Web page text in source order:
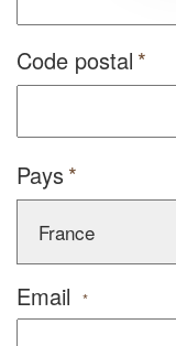
Code postal
Pays
Email *